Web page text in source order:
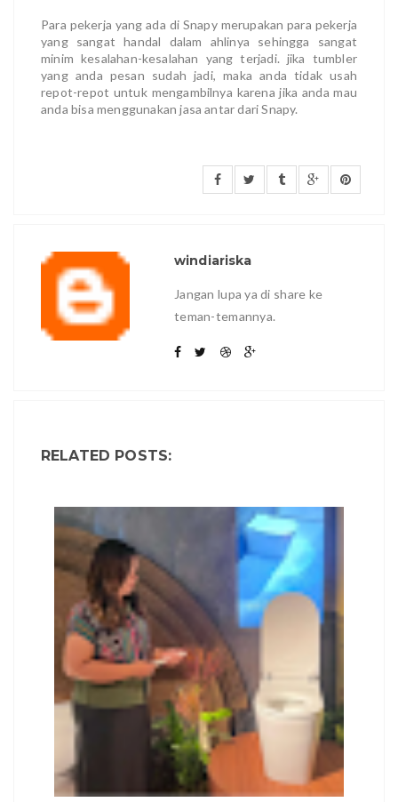
Para pekerja yang ada di Snapy merupakan para pekerja
yang sangat handal dalam ahlinya sehingga sangat
minim kesalahan-kesalahan yang terjadi. jika tumbler
yang anda pesan sudah jadi, maka anda tidak usah
repot-repot untuk mengambilnya karena jika anda mau
anda bisa menggunakan jasa antar dari Snapy.
windiariska
Jangan lupa ya di share ke
teman-temannya.
RELATED POSTS: